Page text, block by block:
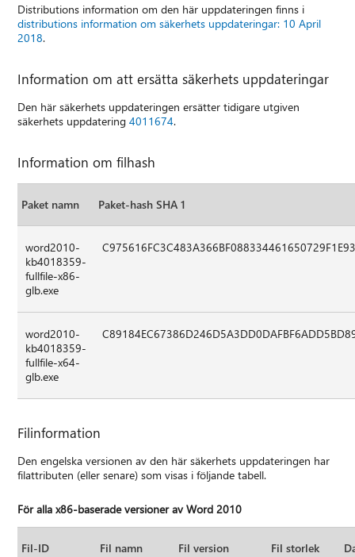
Distributions information om den här uppdateringen finns i
distributions information om säkerhets uppdateringar: 10 April
2018.
Information om att ersätta säkerhets uppdateringar
Den här säkerhets uppdateringen ersätter tidigare utgiven
säkerhets uppdatering4011674.
Information om filhash
Paket namn Paket-hash SHA 1
word2010-
kb4018359-
fullfile-x86-
glb.exe
word2010-
kb4018359-
fullfile-x64-
glb.exe
Filinformation
Den engelska versionen av den här säkerhets uppdateringen har
filattributen (eller senare) som visas i följande tabell.
För alla x86-baserade versioner av Word 2010
Fil-ID Fil namn Fil version Fil storlek